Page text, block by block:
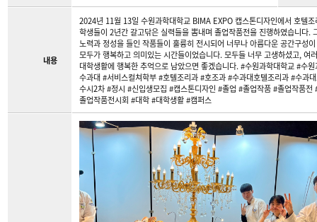
내용
2024년 11월 13일 수원과학대학교 BIMA EXPO 캡스톤디자인에서 호텔조
학생들이 2년간 갈고닦은 실력들을 뽐내며 졸업작품전을 진행하였습니다.
노력과 정성을 들인 작품들이 훌륭히 전시되어 너무나 아름다운 공간구성
모두가 행복하고 의미있는 시간들이었습니다. 모두들 너무 고생하셨고, 여
대학생활에 행복한 추억으로 남았으면 좋겠습니다. #수원과학대학교 #수
수과대 #서비스컬쳐학부 #호텔조리과 #호조과 #수과대호텔조리과 #수과
수시2차 #정시 #신입생모집 #캡스톤디자인 #졸업 #졸업작품 #졸업작품전
졸업작품전시회 #대학 #대학생활 #캠퍼스